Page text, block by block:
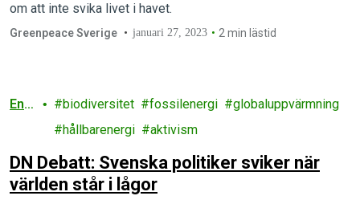
om att inte svika livet i havet.
Greenpeace Sverige januari 27, 2023 2 min lästid
Ene
biodiversitet fossilenergi
globaluppvärmning
hållbarenergi
aktivism
DN Debatt: Svenska politiker sviker när
världen står i lågor